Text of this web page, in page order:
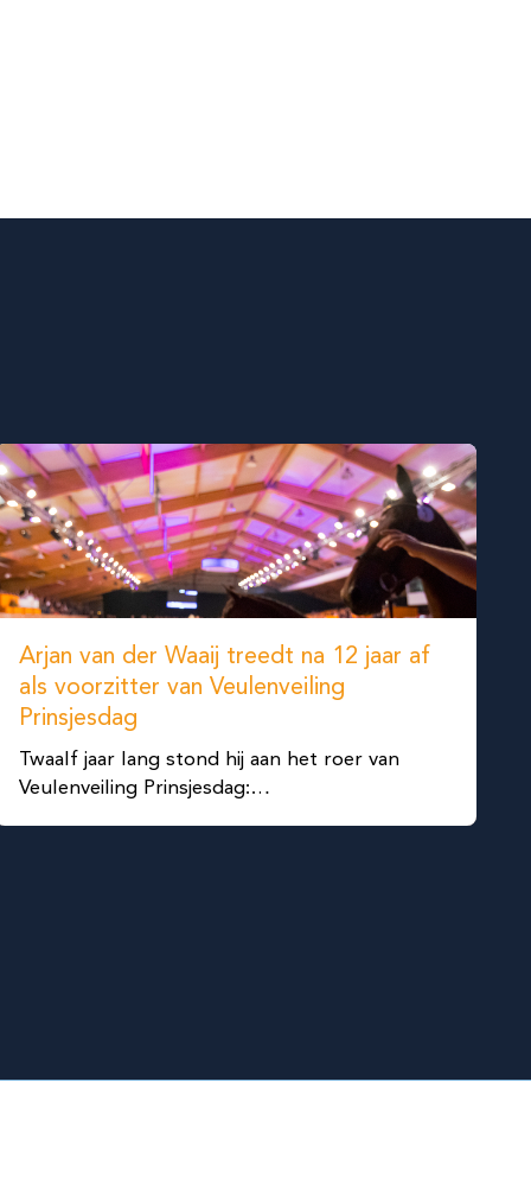
Arjan van der Waaij treedt na 12 jaar af
als voorzitter van Veulenveiling
Prinsjesdag
Twaalf jaar lang stond hij aan het roer van
Veulenveiling Prinsjesdag:…